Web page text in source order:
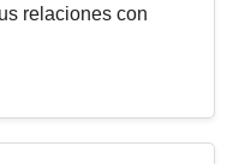
relaciones con